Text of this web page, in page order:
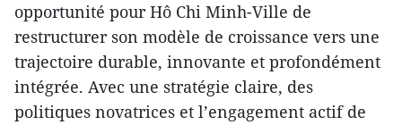
opportunité pour Hô Chi Minh-Ville de
restructurer son modèle de croissance vers une
trajectoire durable, innovante et profondément
intégrée. Avec une stratégie claire, des
politiques novatrices et l’engagement actif de